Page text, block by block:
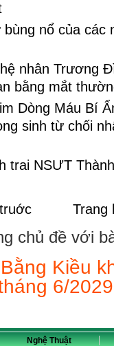
bùng nổ của các
nhân Trương
bằng mắt
Dòng Máu Bí
sinh từ chối
trai NSƯT
Trang
chủ đề với
Kiều
6/
Nghệ Thuật